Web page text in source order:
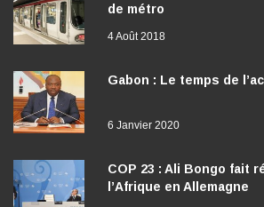
de métro
4 Août 2018
Gabon : Le temps de
6 Janvier 2020
COP 23 : Ali Bongo fait
l’Afrique en Allemagne